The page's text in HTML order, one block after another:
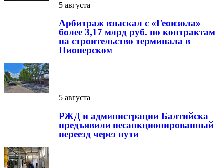
5 августа
Арбитраж взыскал с «Геоизола»
более 3,17 млрд руб. по контрактам
на строительство терминала в
Пионерском
5 августа
РЖД и администрации Балтийска
предъявили несанкционированный
переезд через пути